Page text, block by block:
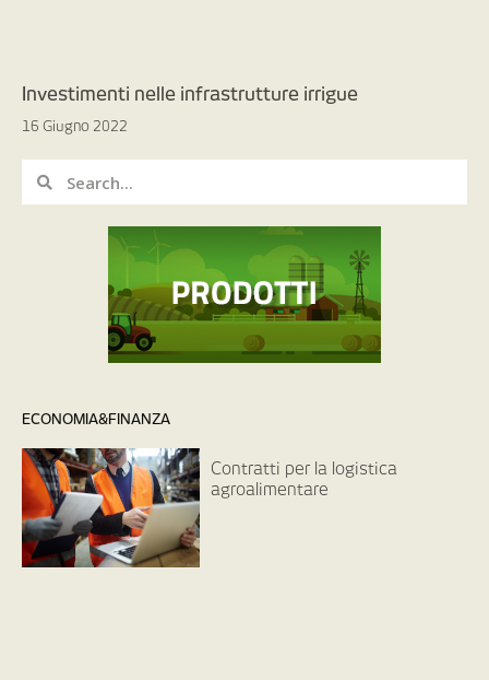
Investimenti nelle infrastrutture irrigue
16 Giugno 2022
ECONOMIA&FINANZA
Contratti per la logistica
agroalimentare